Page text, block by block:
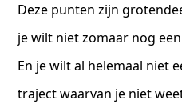
Deze punten zijn
je wilt niet zomaar nog
En je wilt al helemaal niet
traject waarvan je niet